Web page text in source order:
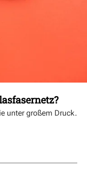
unter großem Druck.